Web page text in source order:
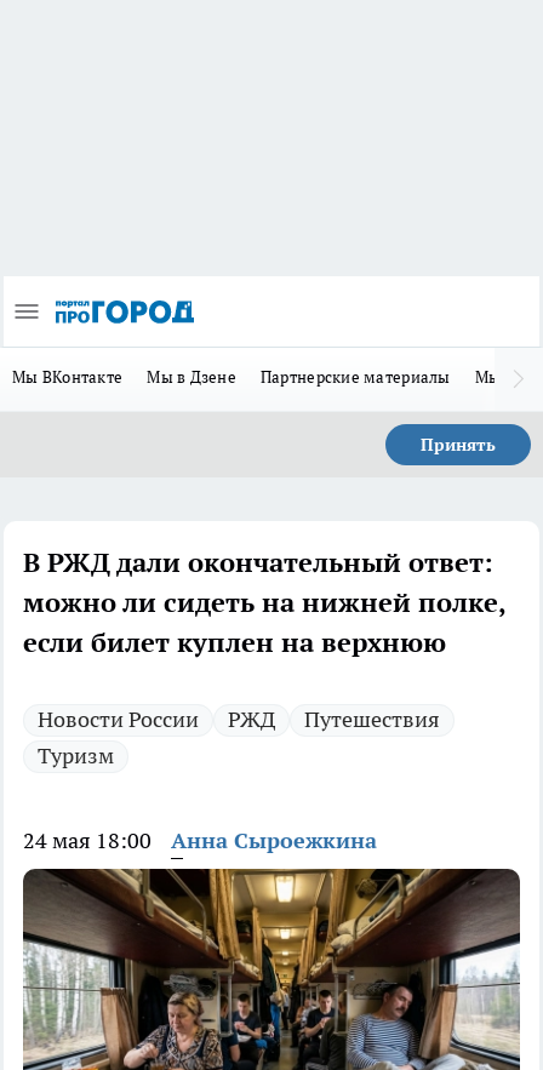
Мы ВКонтакте Мы в Дзене Партнерские материалы Мы в
Принять
В РЖД дали окончательный ответ:
можно ли сидеть на нижней полке,
если билет куплен на верхнюю
Новости России РЖД
Путешествия
Туризм
24 мая 18:00 Анна Сыроежкина